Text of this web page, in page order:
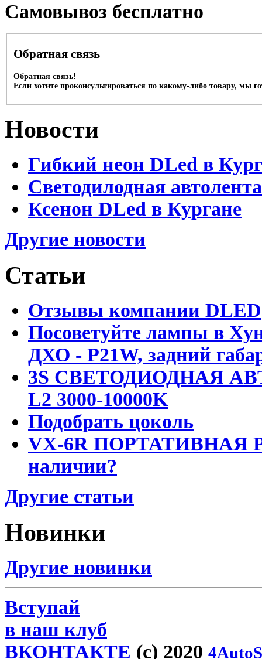
Cамовывоз бесплатно
Обратная связь
Обратная связь!
Если хотите проконсультироваться по какому-либо товару, мы
Новости
Гибкий неон DLed в
Светодилодная
Ксенон DLed в Кургане
Другие новости
Статьи
Отзывы компании DLED
Посоветуйте лампы в
ДХО - P21W, задний
3S СВЕТОДИОДНАЯ
L2 3000-10000K
Подобрать цоколь
VX-6R ПОРТАТИВНАЯ
наличии?
Другие статьи
Новинки
Другие новинки
Вступай
в наш клуб
ВКОНТАКТЕ (c) 2020